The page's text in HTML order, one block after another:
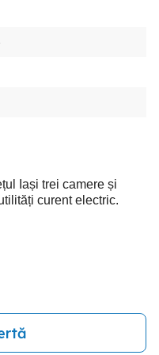
Iași trei camere și
curent electric.